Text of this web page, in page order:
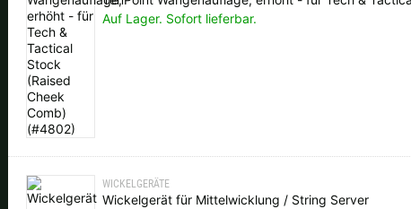
Auf Lager. Sofort lieferbar.
WICKELGERÄTE
Wickelgerät für Mittelwicklung / String Server